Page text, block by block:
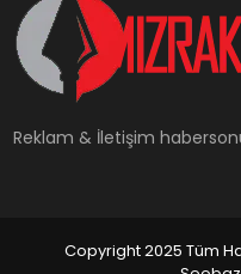
Reklam & İletişim
Copyright 2025 Tüm